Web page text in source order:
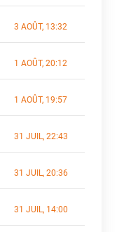
3 AOÛT, 13:32
1 AOÛT, 20:12
1 AOÛT, 19:57
31 JUIL, 22:43
31 JUIL, 20:36
31 JUIL, 14:00